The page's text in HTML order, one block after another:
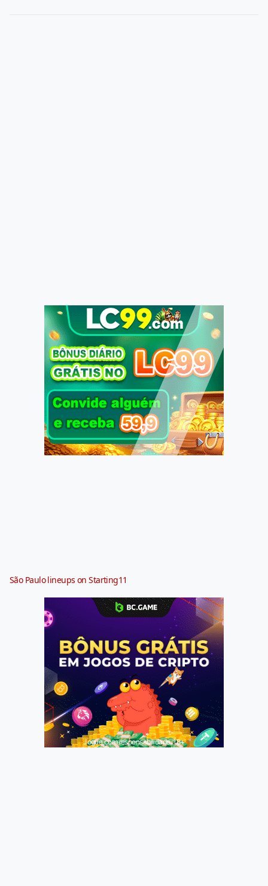
São Paulo lineups on Starting11
Jogue com responsabilidade. 18+